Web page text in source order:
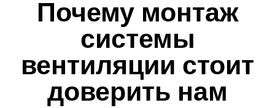
Почему монтаж
системы
вентиляции стоит
доверить нам